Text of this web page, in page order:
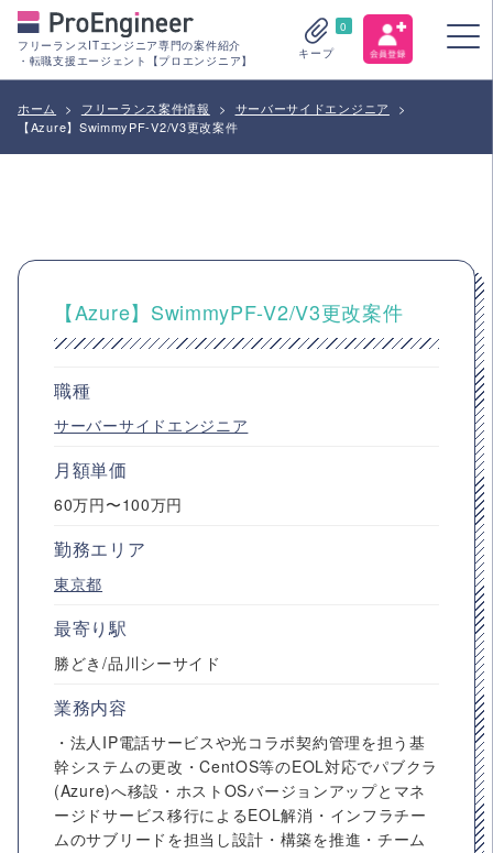
フリーランスITエンジニア専門の案件紹介
・転職支援エージェント【プロエンジニア】
0
キープ
ホーム > フリーランス案件情報 > サーバーサイドエンジニア
>
【Azure】SwimmyPF-V2/V3更改案件
【Azure】SwimmyPF-V2/V3更改案件
職種
サーバーサイドエンジニア
月額単価
60万円〜100万円
勤務エリア
東京都
最寄り駅
勝どき/品川シーサイド
業務内容
・法人IP電話サービスや光コラボ契約管理を担う基
幹システムの更改・CentOS等のEOL対応でパブクラ
(Azure)へ移設・ホストOSバージョンアップとマネ
ージドサービス移行によるEOL解消・インフラチー
ムのサブリードを担当し設計・構築を推進・チーム